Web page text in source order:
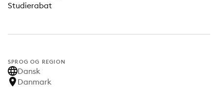
Studierabat
SPROG OG REGION
Dansk
Danmark